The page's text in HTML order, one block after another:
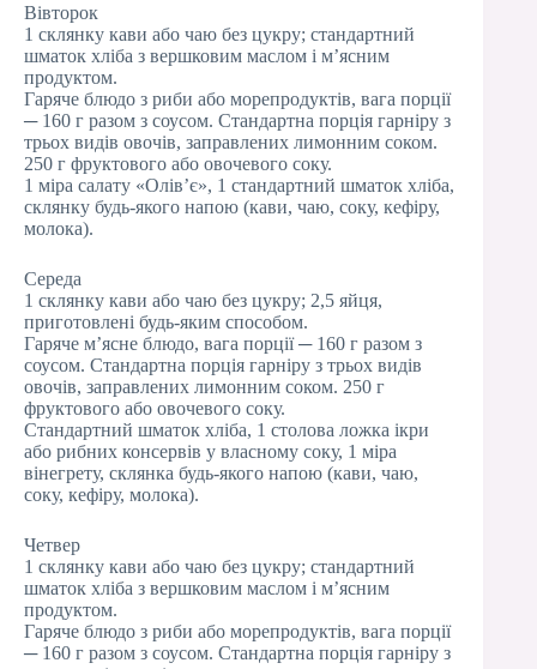
Вівторок
1 склянку кави або чаю без цукру; стандартний
шматок хліба з вершковим маслом і м’ясним
продуктом.
Гаряче блюдо з риби або морепродуктів, вага порції
─ 160 г разом з соусом. Стандартна порція гарніру з
трьох видів овочів, заправлених лимонним соком.
250 г фруктового або овочевого соку.
1 міра салату «Олів’є», 1 стандартний шматок хліба,
склянку будь-якого напою (кави, чаю, соку, кефіру,
молока).
Середа
1 склянку кави або чаю без цукру; 2,5 яйця,
приготовлені будь-яким способом.
Гаряче м’ясне блюдо, вага порції ─ 160 г разом з
соусом. Стандартна порція гарніру з трьох видів
овочів, заправлених лимонним соком. 250 г
фруктового або овочевого соку.
Стандартний шматок хліба, 1 столова ложка ікри
або рибних консервів у власному соку, 1 міра
вінегрету, склянка будь-якого напою (кави, чаю,
соку, кефіру, молока).
Четвер
1 склянку кави або чаю без цукру; стандартний
шматок хліба з вершковим маслом і м’ясним
продуктом.
Гаряче блюдо з риби або морепродуктів, вага порції
─ 160 г разом з соусом. Стандартна порція гарніру з